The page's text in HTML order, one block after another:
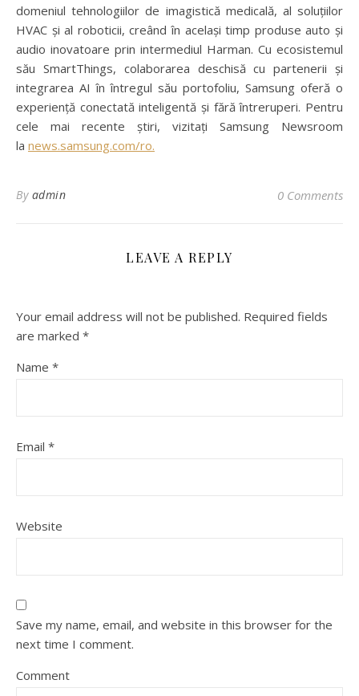
domeniul tehnologiilor de imagistică medicală, al soluțiilor
HVAC și al roboticii, creând în același timp produse auto și
audio inovatoare prin intermediul Harman. Cu ecosistemul
său SmartThings, colaborarea deschisă cu partenerii și
integrarea AI în întregul său portofoliu, Samsung oferă o
experiență conectată inteligentă și fără întreruperi. Pentru
cele mai recente știri, vizitați Samsung Newsroom
la news.samsung.com/ro.
By admin 0 Comments
LEAVE A REPLY
Your email address will not be published. Required fields
are marked *
Name *
Email *
Website
Save my name, email, and website in this browser for the
next time I comment.
Comment